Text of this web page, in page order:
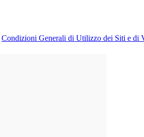
Condizioni Generali di Utilizzo dei Siti e di